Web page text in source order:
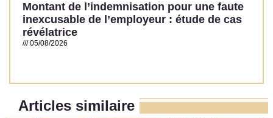
Montant de l’indemnisation pour une faute
inexcusable de l’employeur : étude de cas
révélatrice
05/08/2026
Articles similaire